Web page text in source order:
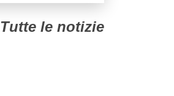
Tutte le notizie